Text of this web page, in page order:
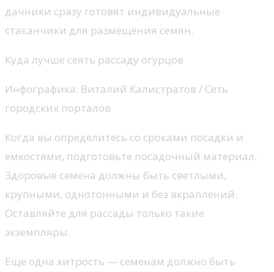
дачники сразу готовят индивидуальные
стаканчики для размещения семян.
Куда лучше сеять рассаду огурцов
Инфографика: Виталий Калистратов / Сеть
городских порталов
Когда вы определитесь со сроками посадки и
емкостями, подготовьте посадочный материал.
Здоровые семена должны быть светлыми,
крупными, однотонными и без вкраплений.
Оставляйте для рассады только такие
экземпляры.
Еще одна хитрость — семенам должно быть